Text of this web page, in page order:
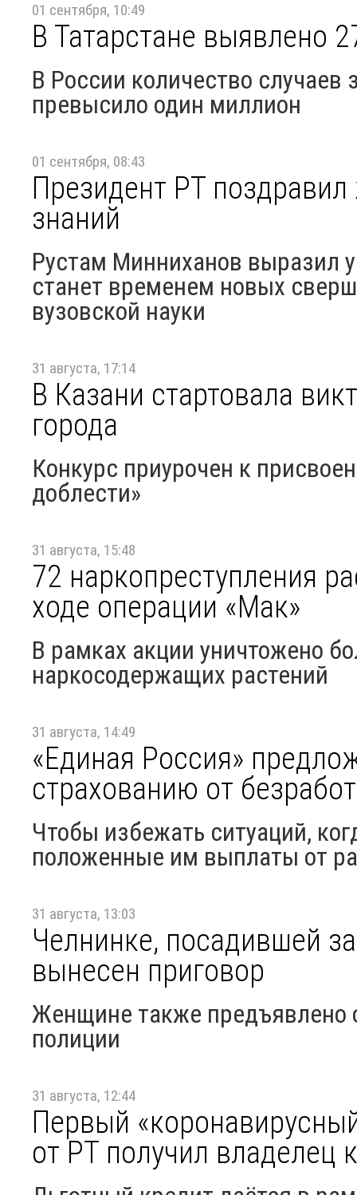
01 сентября, 10:49
В Татарстане выявлено
В России количество
превысило один миллион
01 сентября, 08:43
Президент РТ
знаний
Рустам Минниханов выразил
станет временем новых
вузовской науки
31 августа, 17:14
В Казани стартовала
города
Конкурс приурочен к
доблести»
31 августа, 15:48
72 наркопреступления
ходе операции «Мак»
В рамках акции уничтожено
наркосодержащих растений
31 августа, 14:49
«Единая Россия»
страхованию от
Чтобы избежать ситуаций,
положенные им выплаты от
31 августа, 13:03
Челнинке, посадившей
вынесен приговор
Женщине также предъявлено
полиции
31 августа, 12:44
Первый
от РТ получил владелец